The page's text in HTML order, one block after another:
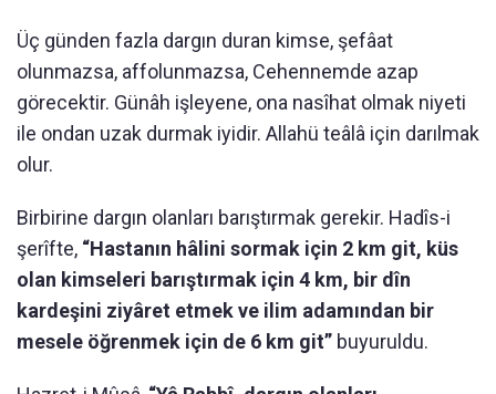
Üç günden fazla dargın duran kimse, şefâat
olunmazsa, affolunmazsa, Cehennemde azap
görecektir. Günâh işleyene, ona nasîhat olmak niyeti
ile ondan uzak durmak iyidir. Allahü teâlâ için darılmak
olur.
Birbirine dargın olanları barıştırmak gerekir. Hadîs-i
şerîfte, “Hastanın hâlini sormak için 2 km git, küs
olan kimseleri barıştırmak için 4 km, bir dîn
kardeşini ziyâret etmek ve ilim adamından bir
mesele öğrenmek için de 6 km git” buyuruldu.